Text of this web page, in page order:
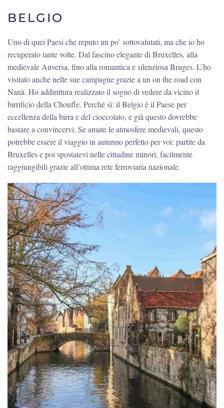
BELGIO
Uno di quei Paesi che reputo un po’ sottovalutati, ma che io ho
recuperato tante volte. Dal fascino elegante di Bruxelles, alla
medievale Anversa, fino alla romantica e silenziosa Bruges. L’ho
visitato anche nelle sue campagne grazie a un on the road con
Nanà. Ho addirittura realizzato il sogno di vedere da vicino il
birrificio della Chouffe. Perché sì: il Belgio è il Paese per
eccellenza della birra e del cioccolato, e già questo dovrebbe
bastare a convincervi. Se amate le atmosfere medievali, questo
potrebbe essere il viaggio in autunno perfetto per voi: partite da
Bruxelles e poi spostatevi nelle cittadine minori, facilmente
raggiungibili grazie all’ottima rete ferroviaria nazionale.